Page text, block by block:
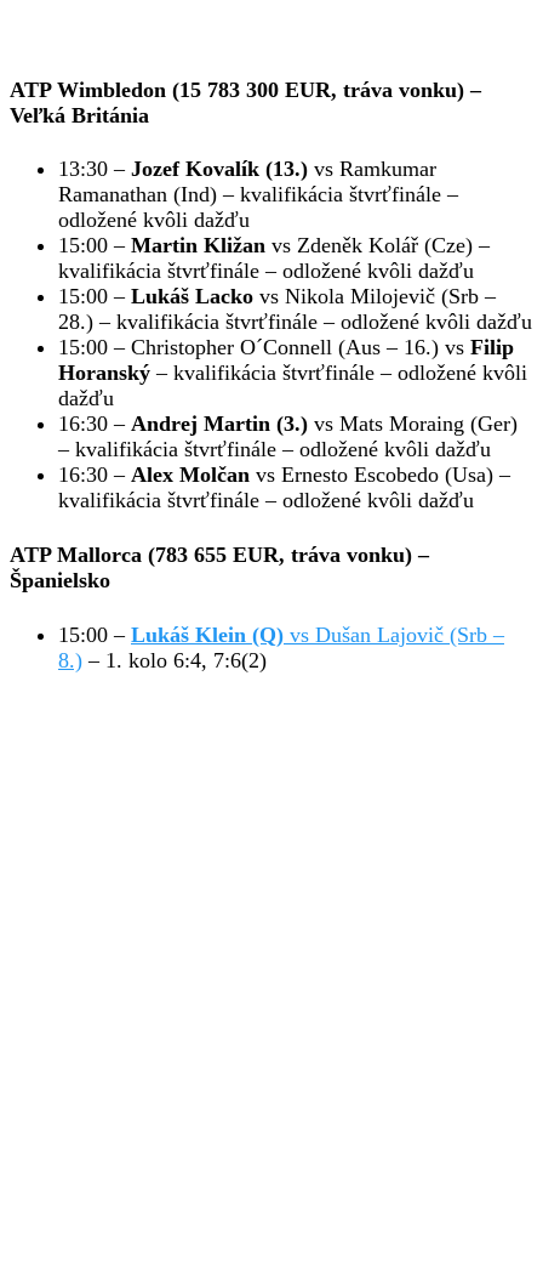
ATP Wimbledon (15 783 300 EUR, tráva vonku) –
Veľká Británia
13:30 – Jozef Kovalík (13.) vs Ramkumar
Ramanathan (Ind) – kvalifikácia štvrťfinále –
odložené kvôli dažďu
15:00 – Martin Kližan vs Zdeněk Kolář (Cze) –
kvalifikácia štvrťfinále – odložené kvôli dažďu
15:00 – Lukáš Lacko vs Nikola Milojevič (Srb –
28.) – kvalifikácia štvrťfinále – odložené kvôli dažďu
15:00 – Christopher O´Connell (Aus – 16.) vs Filip
Horanský – kvalifikácia štvrťfinále – odložené kvôli
dažďu
16:30 – Andrej Martin (3.) vs Mats Moraing (Ger)
– kvalifikácia štvrťfinále – odložené kvôli dažďu
16:30 – Alex Molčan vs Ernesto Escobedo (Usa) –
kvalifikácia štvrťfinále – odložené kvôli dažďu
ATP Mallorca (783 655 EUR, tráva vonku) –
Španielsko
15:00 – Lukáš Klein (Q) vs Dušan Lajovič (Srb –
8.) – 1. kolo 6:4, 7:6(2)